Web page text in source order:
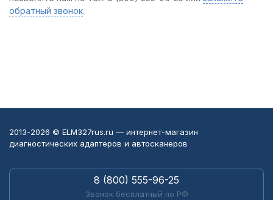
обратный звонок.
2013-2026 © ELM327rus.ru — интернет-магазин
диагностических адаптеров и автосканеров
8 (800) 555-96-25
Звонок бесплатный по РФ